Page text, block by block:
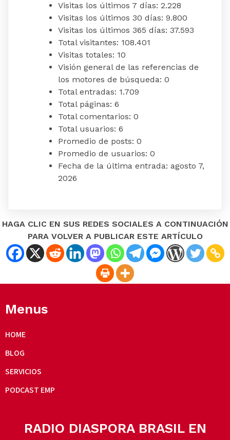
Visitas los últimos 7 días: 2.228
Visitas los últimos 30 días: 9.800
Visitas los últimos 365 días: 37.593
Total visitantes: 108.401
Visitas totales: 10
Visión general de las referencias de
los motores de búsqueda: 0
Total entradas: 1.709
Total páginas: 6
Total comentarios: 0
Total usuarios: 6
Promedio de posts: 0
Promedio de usuarios: 0
Fecha de la última entrada: agosto 7,
2026
HAGA CLIC EN SUS REDES SOCIALES A CONTINUACIÓN
PARA VOLVER A PUBLICAR ESTE ARTÍCULO
Menus
HOME
BLOG
SERVICIOS
PODCAST EMP
RADIO DIASPORA BRASIL EN